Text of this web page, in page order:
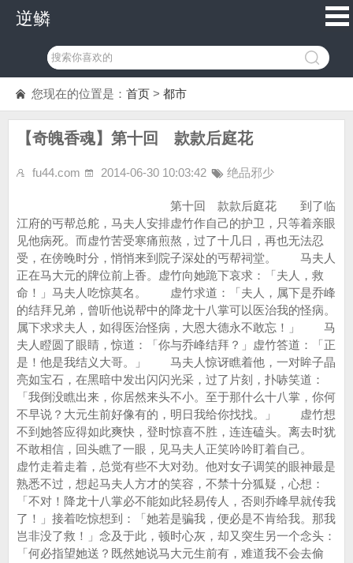
逆鳞
您现在的位置是： 首页 > 都市
【奇魄香魂】第十回 款款后庭花
fu44.com 2014-06-30 10:03:42 绝品邪少
第十回 款款后庭花 到了临
江府的丐帮总舵，马夫人安排虚竹作自己的护卫，只等着亲眼
见他病死。而虚竹苦受寒痛煎熬，过了十几日，再也无法忍
受，在傍晚时分，悄悄来到院子深处的丐帮祠堂。 马夫人
正在马大元的牌位前上香。虚竹向她跪下哀求：「夫人，救
命！」马夫人吃惊莫名。 虚竹求道：「夫人，属下是乔峰
的结拜兄弟，曾听他说帮中的降龙十八掌可以医治我的怪病。
属下求求夫人，如得医治怪病，大恩大德永不敢忘！」 马
夫人瞪圆了眼睛，惊道：「你与乔峰结拜？」虚竹答道：「正
是！他是我结义大哥。」 马夫人惊讶瞧着他，一对眸子晶
亮如宝石，在黑暗中发出闪闪光采，过了片刻，扑哧笑道：
「我倒没瞧出来，你居然来头不小。至于那什么十八掌，你何
不早说？大元生前好像有的，明日我给你找找。」 虚竹想
不到她答应得如此爽快，登时惊喜不胜，连连磕头。离去时犹
不敢相信，回头瞧了一眼，见马夫人正笑吟吟盯着自己。
虚竹走着走着，总觉有些不大对劲。他对女子调笑的眼神最是
熟悉不过，想起马夫人方才的笑容，不禁十分狐疑，心想：
「不对！降龙十八掌必不能如此轻易传人，否则乔峰早就传我
了！」接着吃惊想到：「她若是骗我，便必是不肯给我。那我
岂非没了救！」念及于此，顿时心灰，却又突生另一个念头：
「何必指望她送？既然她说马大元生前有，难道我不会去偷